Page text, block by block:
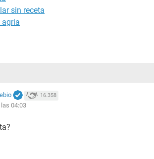
sin receta
agria
16.358
04:03